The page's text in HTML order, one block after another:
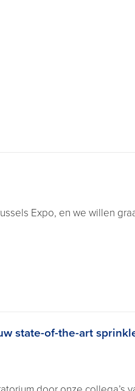
Expo, en we willen
state-of-the-art